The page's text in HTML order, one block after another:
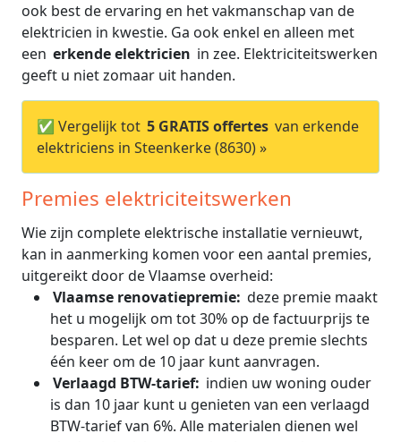
ook best de ervaring en het vakmanschap van de
elektricien in kwestie. Ga ook enkel en alleen met
een erkende elektricien in zee. Elektriciteitswerken
geeft u niet zomaar uit handen.
✅ Vergelijk tot 5 GRATIS offertes van erkende
elektriciens in Steenkerke (8630) »
Premies elektriciteitswerken
Wie zijn complete elektrische installatie vernieuwt,
kan in aanmerking komen voor een aantal premies,
uitgereikt door de Vlaamse overheid:
Vlaamse renovatiepremie: deze premie maakt
het u mogelijk om tot 30% op de factuurprijs te
besparen. Let wel op dat u deze premie slechts
één keer om de 10 jaar kunt aanvragen.
Verlaagd BTW-tarief: indien uw woning ouder
is dan 10 jaar kunt u genieten van een verlaagd
BTW-tarief van 6%. Alle materialen dienen wel